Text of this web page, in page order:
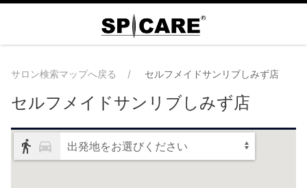
サロン検索マップへ戻る セルフメイドサンリブしみず店
セルフメイドサンリブしみず店
出発地をお選びください